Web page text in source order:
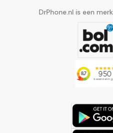
DrPhone.nl is een